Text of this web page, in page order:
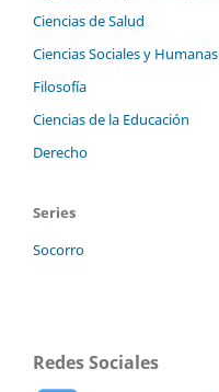
Ciencias de Salud
Ciencias Sociales y Humanas
Filosofía
Ciencias de la Educación
Derecho
Series
Socorro
Redes Sociales